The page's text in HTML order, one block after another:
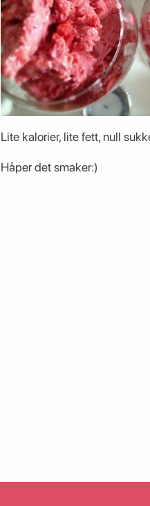
Lite kalorier, lite fett, null
Håper det smaker:)